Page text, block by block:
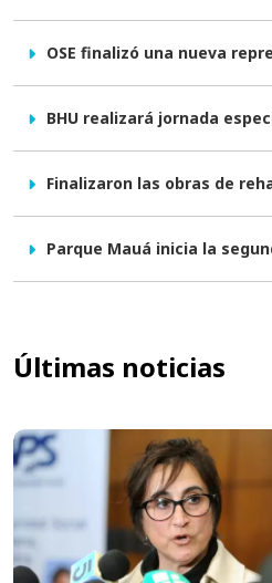
OSE finalizó una nueva
BHU realizará jornada
Finalizaron las obras de
Parque Mauá inicia la
Últimas noticias